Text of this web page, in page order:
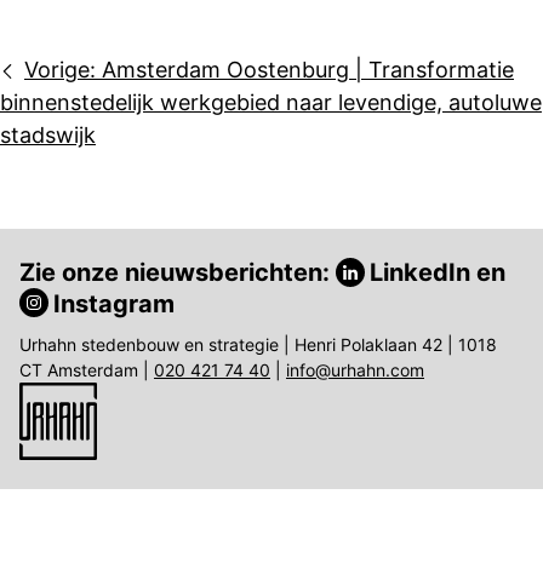
Bericht
navigatie
Vorige: Amsterdam Oostenburg | Transformatie
binnenstedelijk werkgebied naar levendige, autoluwe
stadswijk
Zie onze nieuwsberichten: LinkedIn en
Instagram
Urhahn stedenbouw en strategie | Henri Polaklaan 42 | 1018
CT Amsterdam | 020 421 74 40 info@urhahn.com